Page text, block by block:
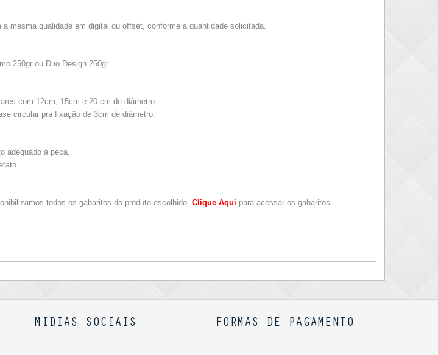
mesma qualidade em digital ou offset, conforme a quantidade solicitada.
250gr ou Duo Design 250gr.
com 12cm, 15cm e 20 cm de diâmetro.
circular pra fixação de 3cm de diâmetro.
adequado à peça.
todos os gabaritos do produto escolhido. Clique Aqui para acessar os gabaritos
MIDIAS SOCIAIS FORMAS DE PAGAMENTO